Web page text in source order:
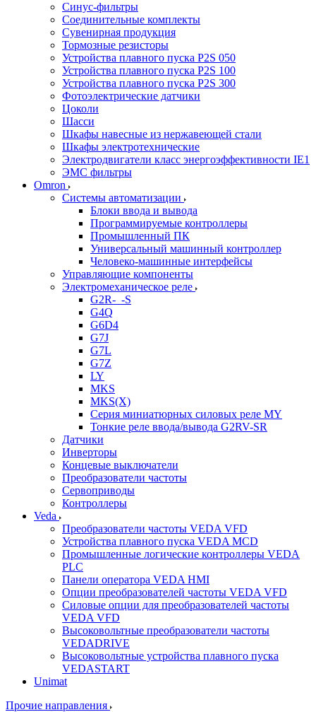
Синус-фильтры
Соединительные комплекты
Сувенирная продукция
Тормозные резисторы
Устройства плавного пуска P2S 050
Устройства плавного пуска P2S 100
Устройства плавного пуска P2S 300
Фотоэлектрические датчики
Цоколи
Шасси
Шкафы навесные из нержавеющей стали
Шкафы электротехнические
Электродвигатели класс энергоэффективности IE1
ЭМС фильтры
Omron
Системы автоматизации
Блоки ввода и вывода
Программируемые контроллеры
Промышленный ПК
Универсальный машинный контроллер
Человеко-машинные интерфейсы
Управляющие компоненты
Электромеханическое реле
G2R-_-S
G4Q
G6D4
G7J
G7L
G7Z
LY
MKS
MKS(X)
Серия миниатюрных силовых реле MY
Тонкие реле ввода/вывода G2RV-SR
Датчики
Инверторы
Концевые выключатели
Преобразователи частоты
Сервоприводы
Контроллеры
Veda
Преобразователи частоты VEDA VFD
Устройства плавного пуска VEDA MCD
Промышленные логические контроллеры VEDA
PLC
Панели оператора VEDA HMI
Опции преобразователей частоты VEDA VFD
Силовые опции для преобразователей частоты
VEDA VFD
Высоковольтные преобразователи частоты
VEDADRIVE
Высоковольтные устройства плавного пуска
VEDASTART
Unimat
Прочие направления